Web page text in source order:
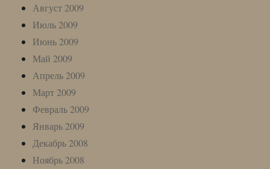
Август 2009
Июль 2009
Июнь 2009
Май 2009
Апрель 2009
Март 2009
Февраль 2009
Январь 2009
Декабрь 2008
Ноябрь 2008